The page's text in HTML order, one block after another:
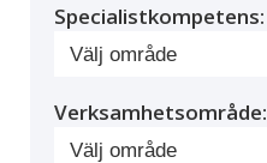
Specialistkompetens:
Verksamhetsområde: